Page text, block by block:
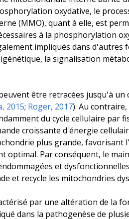
oxydative, le
(MMO), quant à elle, est
à la phosphorylation
impliqués dans d'autres
la signalisation
être retracées jusqu'à
2015; Roger, 2017). Au
du cycle cellulaire par
croissante d'énergie
plus grande, favorisant
optimal. Par conséquent, le
et
et recycle les mitochondries
par une altération de la
dans la pathogenèse de